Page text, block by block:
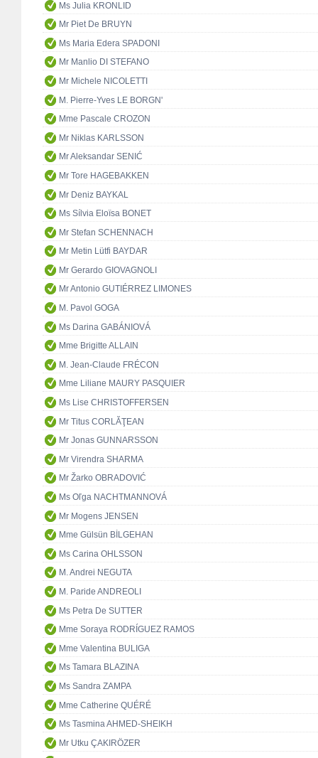
Ms Julia KRONLID
Mr Piet De BRUYN
Ms Maria Edera SPADONI
Mr Manlio DI STEFANO
Mr Michele NICOLETTI
M. Pierre-Yves LE BORGN'
Mme Pascale CROZON
Mr Niklas KARLSSON
Mr Aleksandar SENIĆ
Mr Tore HAGEBAKKEN
Mr Deniz BAYKAL
Ms Sílvia Eloïsa BONET
Mr Stefan SCHENNACH
Mr Metin Lütfi BAYDAR
Mr Gerardo GIOVAGNOLI
Mr Antonio GUTIÉRREZ LIMONES
M. Pavol GOGA
Ms Darina GABÁNIOVÁ
Mme Brigitte ALLAIN
M. Jean-Claude FRÉCON
Mme Liliane MAURY PASQUIER
Ms Lise CHRISTOFFERSEN
Mr Titus CORLĂŢEAN
Mr Jonas GUNNARSSON
Mr Virendra SHARMA
Mr Žarko OBRADOVIĆ
Ms Oľga NACHTMANNOVÁ
Mr Mogens JENSEN
Mme Gülsün BİLGEHAN
Ms Carina OHLSSON
M. Andrei NEGUTA
M. Paride ANDREOLI
Ms Petra De SUTTER
Mme Soraya RODRÍGUEZ RAMOS
Mme Valentina BULIGA
Ms Tamara BLAZINA
Ms Sandra ZAMPA
Mme Catherine QUÉRÉ
Ms Tasmina AHMED-SHEIKH
Mr Utku ÇAKIRÖZER